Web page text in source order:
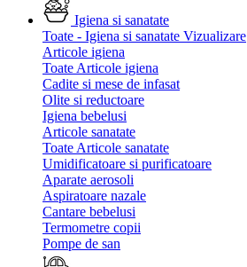
Igiena si sanatate
Toate - Igiena si sanatate Vizualizare
Articole igiena
Toate Articole igiena
Cadite si mese de infasat
Olite si reductoare
Igiena bebelusi
Articole sanatate
Toate Articole sanatate
Umidificatoare si purificatoare
Aparate aerosoli
Aspiratoare nazale
Cantare bebelusi
Termometre copii
Pompe de san